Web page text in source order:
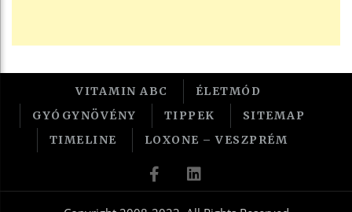
VITAMIN ABC
ÉLETMÓD
GYÓGYNÖVÉNY
TIPPEK
SITEMAP
TIMELINE
LOXONE – VESZPRÉM